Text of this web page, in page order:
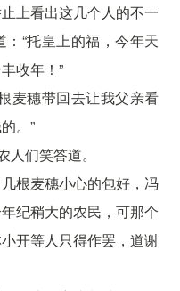
上看出这几个人的不一
“托皇上的福，今年天
收年！”
麦穗带回去让我父亲看
。”
人们笑答道。
根麦穗小心的包好，冯
纪稍大的农民，可那个
开等人只得作罢，道谢